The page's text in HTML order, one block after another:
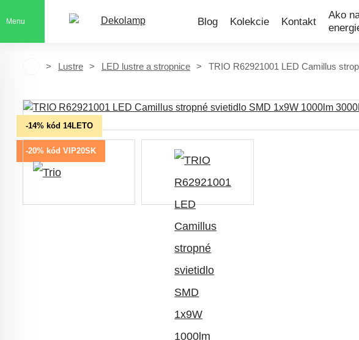
Menu Blog Kolekcie Kontakt
Ako
Lustre LED lustre a stropnice TRIO R62921001 LED Camillus
-14% kód 14LETO
-20% kód VIP20SK